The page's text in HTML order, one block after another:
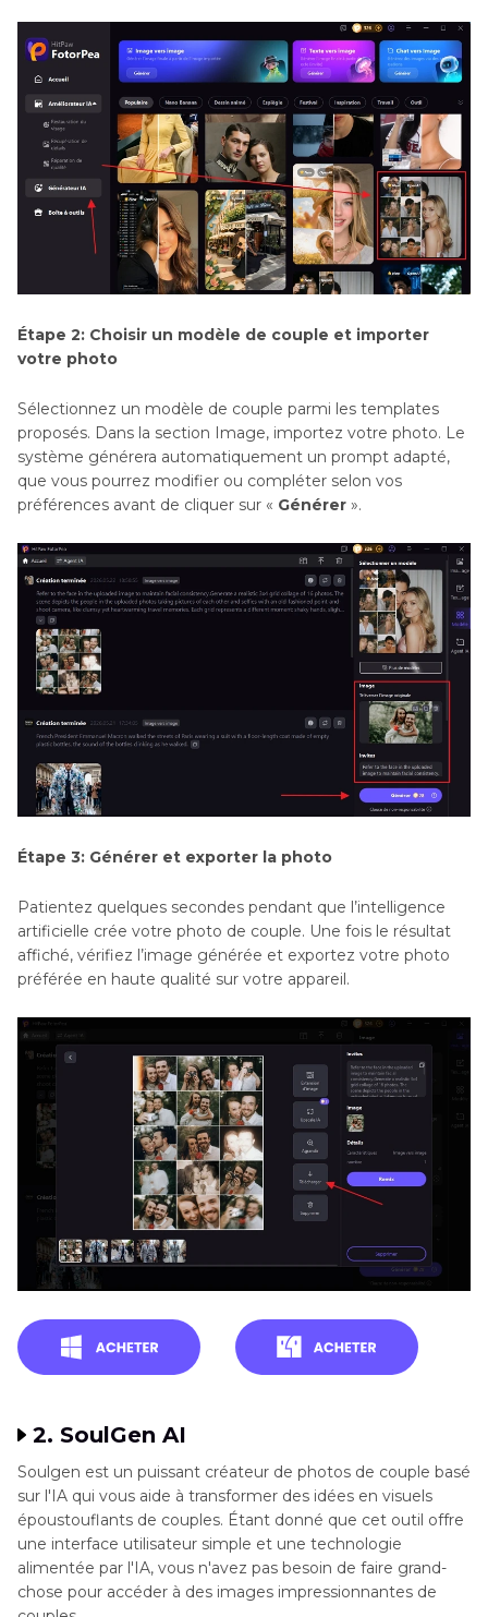
Étape 2: Choisir un modèle de couple et importer
votre photo
Sélectionnez un modèle de couple parmi les templates
proposés. Dans la section Image, importez votre photo. Le
système générera automatiquement un prompt adapté,
que vous pourrez modifier ou compléter selon vos
préférences avant de cliquer sur « Générer ».
Étape 3: Générer et exporter la photo
Patientez quelques secondes pendant que l’intelligence
artificielle crée votre photo de couple. Une fois le résultat
affiché, vérifiez l’image générée et exportez votre photo
préférée en haute qualité sur votre appareil.
2. SoulGen AI
Soulgen est un puissant créateur de photos de couple basé
sur l'IA qui vous aide à transformer des idées en visuels
époustouflants de couples. Étant donné que cet outil offre
une interface utilisateur simple et une technologie
alimentée par l'IA, vous n'avez pas besoin de faire grand-
chose pour accéder à des images impressionnantes de